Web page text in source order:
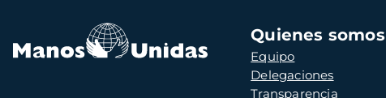
Navegación
principal
Quienes somos
Equipo
Delegaciones
Transparencia